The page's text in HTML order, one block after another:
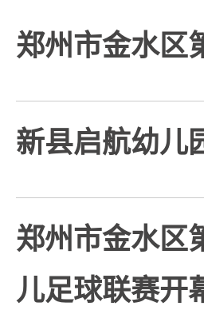
郑州市金水区
新县启航幼儿
郑州市金水区
儿足球联赛开